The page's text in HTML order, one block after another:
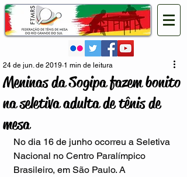
Meninas da Sogipa fazem bonito
na seletiva adulta de tênis de
mesa
24 de jun. de 2019 1 min de leitura
No dia 16 de junho ocorreu a Seletiva
Nacional no Centro Paralímpico
Brasileiro, em São Paulo. A